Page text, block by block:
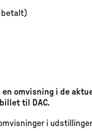
betalt)
en omvisning i de
til DAC.
i